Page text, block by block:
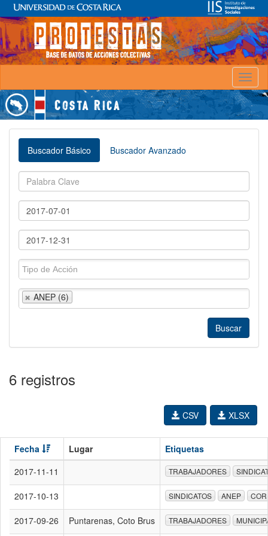
Buscador Básico Buscador Avanzado
ANEP (6)
6 registros
XLSX
CSV
Fecha Lugar
Etiquetas
2017-11-11
TRABAJADORES
2017-10-13 SINDICATOS ANEP
2017-09-26 Puntarenas, Coto Brus TRABAJADORES